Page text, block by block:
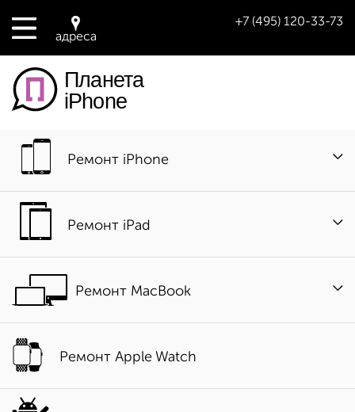
адреса
+7 (495) 120-33-73
Планета
iPhone
Ремонт iPhone
Ремонт iPad
Ремонт MacBook
Ремонт Apple Watch